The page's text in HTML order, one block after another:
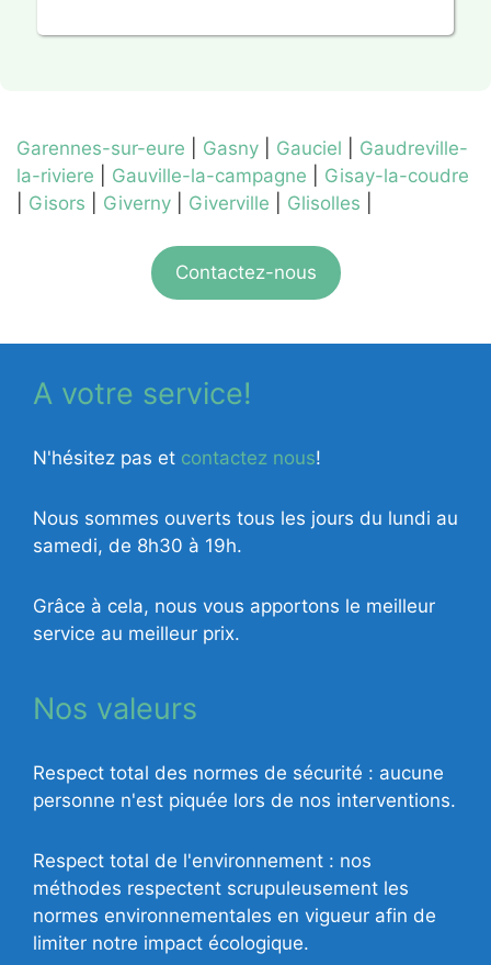
Garennes-sur-eure Gasny Gauciel
Gaudreville-
la-riviere
Gauville-la-campagne
Gisay-la-coudre
Gisors Giverny Giverville Glisolles
Contactez-nous
A votre service!
N'hésitez pas et contactez nous!
Nous sommes ouverts tous les jours du lundi au
samedi, de 8h30 à 19h.
Grâce à cela, nous vous apportons le meilleur
service au meilleur prix.
Nos valeurs
Respect total des normes de sécurité : aucune
personne n'est piquée lors de nos interventions.
Respect total de l'environnement : nos
méthodes respectent scrupuleusement les
normes environnementales en vigueur afin de
limiter notre impact écologique.